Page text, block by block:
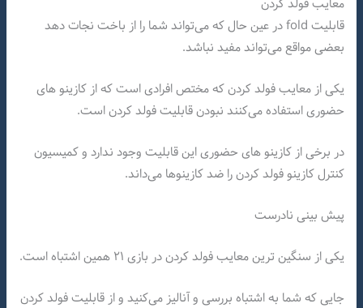
قابلیت fold در عین حال که می‌تواند شما را از باخت نجات دهد
بعضی مواقع می‌تواند مفید نباشد.
یکی از معایب فولد کردن که مختص افرادی است که از کازینو های
حضوری استفاده می‌کنند نبودن قابلیت فولد کردن است.
در برخی از کازینو های حضوری این قابلیت وجود ندارد و کمیسیون
کنترل کازینو فولد کردن را ضد کازینوها می‌داند.
پیش بینی نادرست
یکی از سنگین ترین معایب فولد کردن در بازی ۲۱ همین اشتباه است.
جایی که شما به اشتباه بررسی و آنالیز می‌کنید و از قابلیت فولد کردن